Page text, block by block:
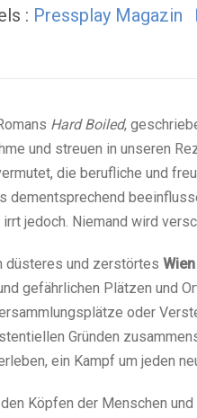
: Pressplay Magazin
Hard Boiled,
und streuen in unseren
die berufliche und
dementsprechend
jedoch. Niemand wird
und zerstörtes Wien
gefährlichen Plätzen und
oder
Gründen
ein Kampf um jeden
Köpfen der Menschen